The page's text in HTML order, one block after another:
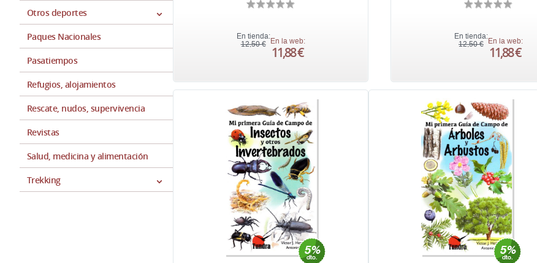
Otros deportes
Paques Nacionales
Pasatiempos
Refugios, alojamientos
Rescate, nudos, supervivencia
Revistas
Salud, medicina y alimentación
Trekking
En tienda:
12,50 € En la web:
11,88 €
En tienda:
12,50 € En la web:
11,88 €